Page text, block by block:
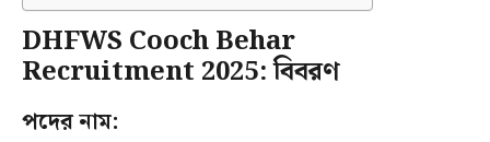
DHFWS Cooch Behar
Recruitment 2025: বিবরণ
পদের নাম: